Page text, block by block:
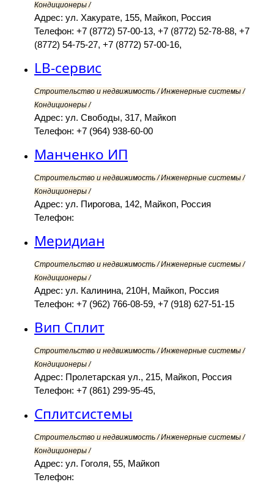
Кондиционеры /
Адрес: ул. Хакурате, 155, Майкоп, Россия
Телефон: +7 (8772) 57-00-13, +7 (8772) 52-78-88, +7
(8772) 54-75-27, +7 (8772) 57-00-16,
LB-сервис
Строительство и недвижимость / Инженерные системы /
Кондиционеры /
Адрес: ул. Свободы, 317, Майкоп
Телефон: +7 (964) 938-60-00
Манченко ИП
Строительство и недвижимость / Инженерные системы /
Кондиционеры /
Адрес: ул. Пирогова, 142, Майкоп, Россия
Телефон:
Меридиан
Строительство и недвижимость / Инженерные системы /
Кондиционеры /
Адрес: ул. Калинина, 210Н, Майкоп, Россия
Телефон: +7 (962) 766-08-59, +7 (918) 627-51-15
Вип Сплит
Строительство и недвижимость / Инженерные системы /
Кондиционеры /
Адрес: Пролетарская ул., 215, Майкоп, Россия
Телефон: +7 (861) 299-95-45,
Сплитсистемы
Строительство и недвижимость / Инженерные системы /
Кондиционеры /
Адрес: ул. Гоголя, 55, Майкоп
Телефон: